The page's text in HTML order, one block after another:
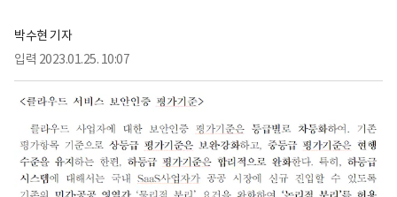
박수현 기자
입력 2023.01.25. 10:07